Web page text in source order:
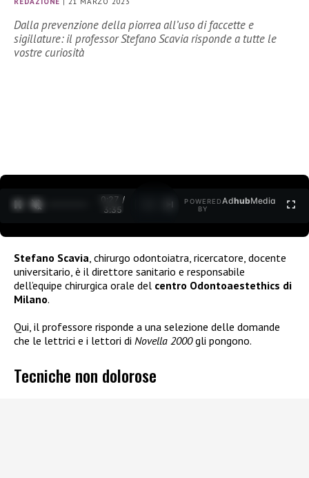
Dalla prevenzione della piorrea all’uso di faccette e
sigillature: il professor Stefano Scavia risponde a tutte le
vostre curiosità
0:28 /
3:35
POWERED
BY
AdhubMedia
Stefano Scavia , chirurgo odontoiatra, ricercatore, docente
universitario, è il direttore sanitario e responsabile
dell’equipe chirurgica orale del centro Odontoaestethics di
Milano.
Qui, il professore risponde a una selezione delle domande
che le lettrici e i lettori di Novella 2000gli pongono.
Tecniche non dolorose